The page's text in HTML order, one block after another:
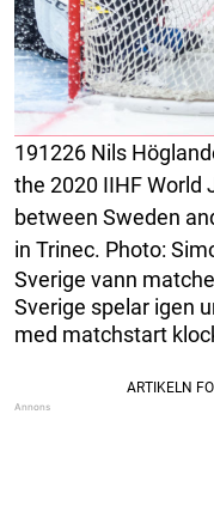
191226 Nils
the 2020 IIHF World
between Sweden
in Trinec. Photo:
Sverige vann
Sverige spelar igen
med matchstart